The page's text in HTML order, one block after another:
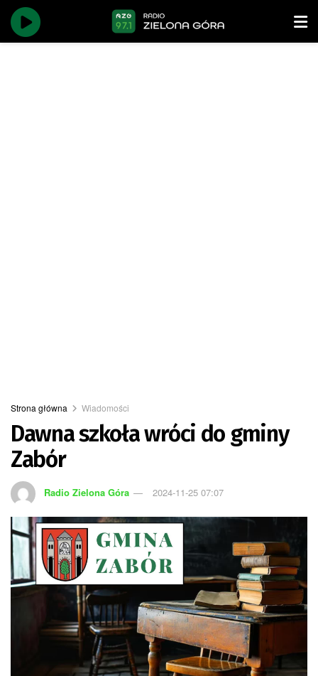
Strona główna Wiadomości
Dawna szkoła wróci do gminy
Zabór
Radio Zielona Góra 2024-11-25 07:07